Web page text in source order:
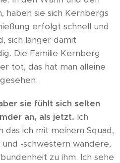
haben sie sich Kernbergs
erfolgt schnell und
sich länger damit
Die Familie Kernberg
tot, das hat man alleine
sie fühlt sich selten
an, als jetzt. Ich
das ich mit meinem Squad,
-schwestern wandere,
zu ihm. Ich sehe